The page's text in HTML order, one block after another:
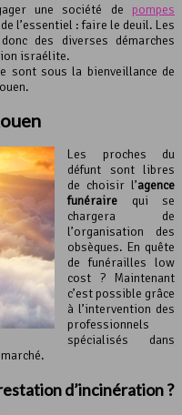
une société de pompes
l’essentiel : faire le deuil. Les
des diverses démarches
israélite.
sont sous la bienveillance de
Les proches du
défunt sont libres
de choisir l’agence
funéraire qui se
chargera de
l’organisation des
obsèques. En quête
de funérailles low
cost ? Maintenant
c’est possible grâce
à l’intervention des
professionnels
spécialisés dans
d’incinération ?